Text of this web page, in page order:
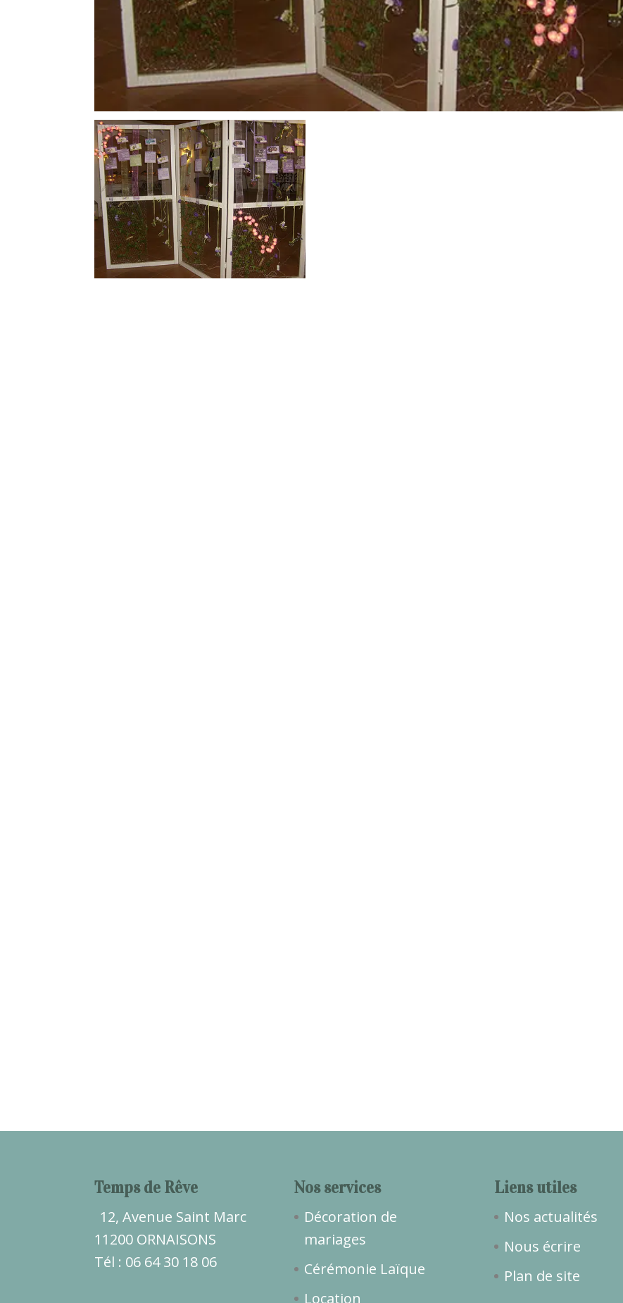
Temps de Rêve
12, Avenue Saint Marc
11200 ORNAISONS
Tél : 06 64 30 18 06
Nos services
Décoration de
mariages
Cérémonie Laïque
Location
Liens utiles
Nos actualités
Nous écrire
Plan de site